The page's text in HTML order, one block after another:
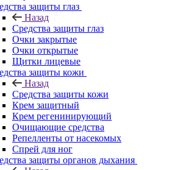
защиты глаз
Назад
Средства защиты глаз
Очки закрытые
Очки открытые
Щитки лицевые
защиты кожи
Назад
Средства защиты кожи
Крем защитный
Крем регенинирующий
Очищающие средства
Репелленты от насекомых
Спрей для ног
защиты органов дыхания